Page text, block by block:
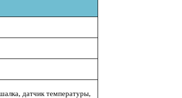
датчик температуры,